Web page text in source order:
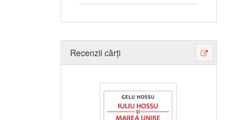
Recenzii cărți